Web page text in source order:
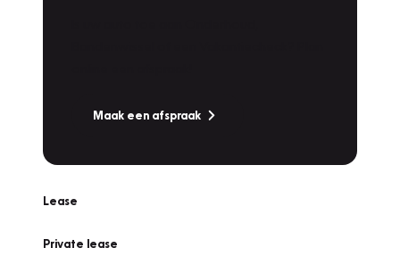
Maak een afspraak
Lease
Private lease